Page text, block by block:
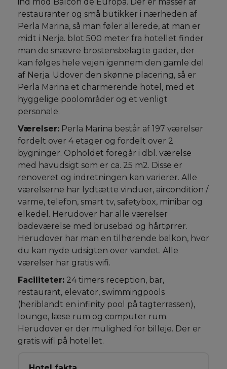
restauranter og små butikker i nærheden af
Perla Marina, så man føler allerede, at man er
midt i Nerja. blot 500 meter fra hotellet finder
man de snævre brostensbelagte gader, der
kan følges hele vejen igennem den gamle del
af Nerja. Udover den skønne placering, så er
Perla Marina et charmerende hotel, med et
hyggelige poolområder og et venligt
personale.
Værelser: Perla Marina består af 197 værelser
fordelt over 4 etager og fordelt over 2
bygninger. Opholdet foregår i dbl. værelse
med havudsigt som er ca. 25 m2. Disse er
renoveret og indretningen kan varierer. Alle
værelserne har lydtætte vinduer, aircondition /
varme, telefon, smart tv, safetybox, minibar og
elkedel. Herudover har alle værelser
badeværelse med brusebad og hårtørrer.
Herudover har man en tilhørende balkon, hvor
du kan nyde udsigten over vandet. Alle
værelser har gratis wifi.
Faciliteter: 24 timers reception, bar,
restaurant, elevator, swimmingpools
(heriblandt en infinity pool på tagterrassen),
lounge, læse rum og computer rum.
Herudover er der mulighed for billeje. Der er
gratis wifi på hotellet.